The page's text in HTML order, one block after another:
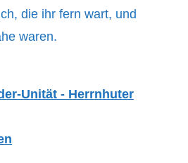
die ihr fern wart, und
waren.
Unität - Herrnhuter